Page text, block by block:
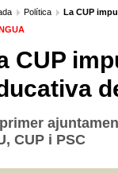
Política
La CUP
CUP
CUP i PSC